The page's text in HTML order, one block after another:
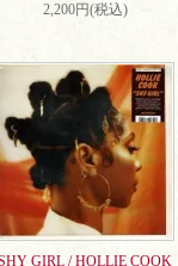
2,200円(税込)
GIRL / HOLLIE COOK